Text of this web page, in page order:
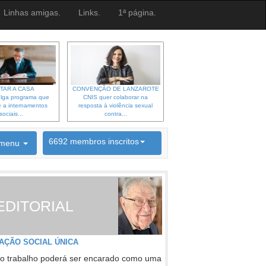
Linhas amigas. Links. 1ª página.
A CASA
programa que
a internamentos
sociais...
CONVENÇÃO DE LANZAROTE
CNIS quer colaborar na
resposta à violência sexual
contra...
6692 membros inscritos
SOCIAL ÚNICA
trabalho poderá ser encarado como uma